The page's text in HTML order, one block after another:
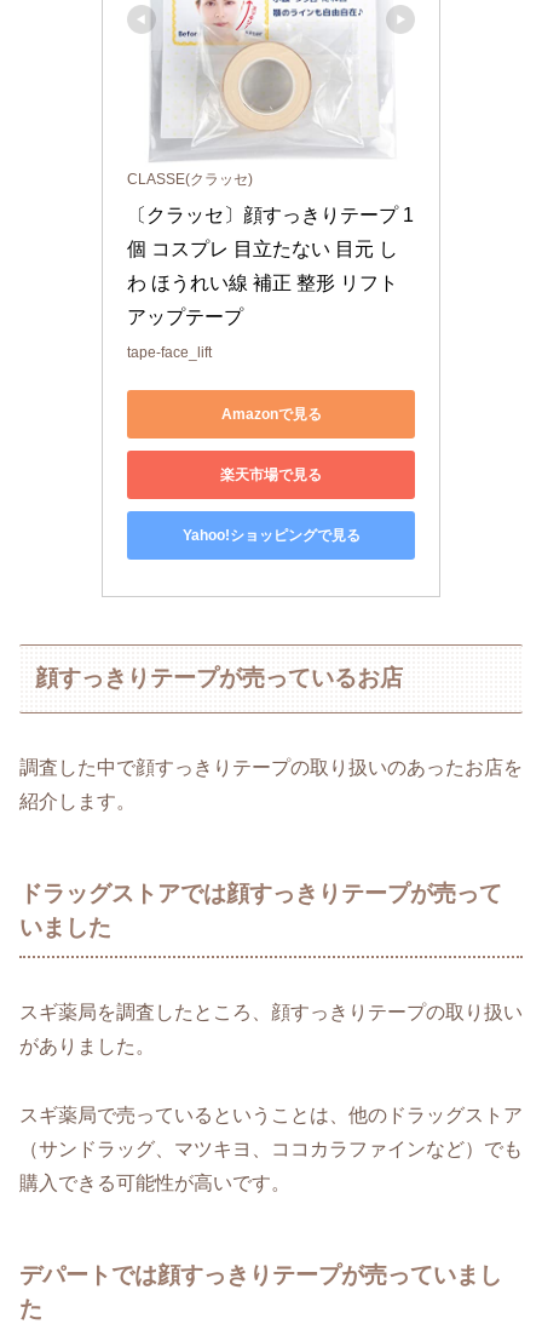
CLASSE(クラッセ)
〔クラッセ〕顔すっきりテープ 1
個 コスプレ 目立たない 目元 し
わ ほうれい線 補正 整形 リフト
アップテープ
tape-face_lift
Amazonで見る
楽天市場で見る
Yahoo!ショッピングで見る
顔すっきりテープが売っているお店
調査した中で顔すっきりテープの取り扱いのあったお店を
紹介します。
ドラッグストアでは顔すっきりテープが売って
いました
スギ薬局を調査したところ、顔すっきりテープの取り扱い
がありました。
スギ薬局で売っているということは、他のドラッグストア
（サンドラッグ、マツキヨ、ココカラファインなど）でも
購入できる可能性が高いです。
デパートでは顔すっきりテープが売っていまし
た